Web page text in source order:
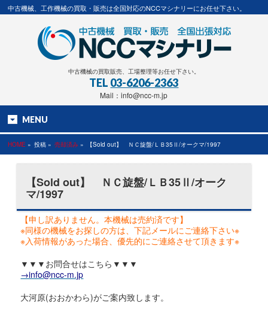
中古機械、工作機械の買取・販売は全国対応のNCCマシナリーにお任せ下さい。
中古機械の買取販売、工場整理等お任せ下さい。
TEL 03-6206-2363
Mail：info@ncc-m.jp
MENU
HOME » 投稿 » 売却済み » 【Sold out】 ＮＣ旋盤/ＬＢ35Ⅱ/オークマ/1997
【Sold out】 ＮＣ旋盤/ＬＢ35Ⅱ/オーク
マ/1997
【申し訳ありません。本機械は売約済です】
※同様の機械をお探しの方は、下記メールにご連絡下さい※
※入荷情報があった場合、優先的にご連絡させて頂きます※
▼▼▼お問合せはこちら▼▼▼
→info@ncc-m.jp
大河原(おおかわら)がご案内致します。